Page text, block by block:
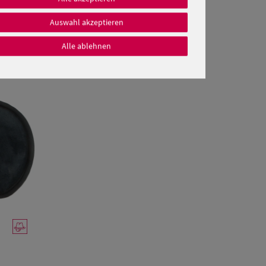
Auswahl akzeptieren
Alle ablehnen